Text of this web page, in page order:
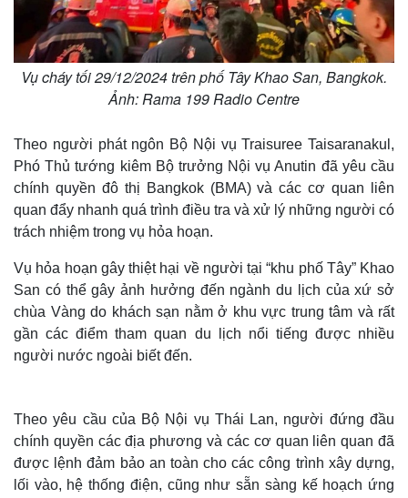
Thế giới
Quan sát
Hồ sơ
Multimedia
E-Magazine
Infographic
Vụ cháy tối 29/12/2024 trên phố Tây Khao San, Bangkok.
Ảnh: Rama 199 Radio Centre
Theo người phát ngôn Bộ Nội vụ Traisuree Taisaranakul,
Phó Thủ tướng kiêm Bộ trưởng Nội vụ Anutin đã yêu cầu
chính quyền đô thị Bangkok (BMA) và các cơ quan liên
quan đẩy nhanh quá trình điều tra và xử lý những người có
trách nhiệm trong vụ hỏa hoạn.
Vụ hỏa hoạn gây thiệt hại về người tại “khu phố Tây” Khao
San có thể gây ảnh hưởng đến ngành du lịch của xứ sở
chùa Vàng do khách sạn nằm ở khu vực trung tâm và rất
gần các điểm tham quan du lịch nổi tiếng được nhiều
người nước ngoài biết đến.
Theo yêu cầu của Bộ Nội vụ Thái Lan, người đứng đầu
chính quyền các địa phương và các cơ quan liên quan đã
được lệnh đảm bảo an toàn cho các công trình xây dựng,
lối vào, hệ thống điện, cũng như sẵn sàng kế hoạch ứng